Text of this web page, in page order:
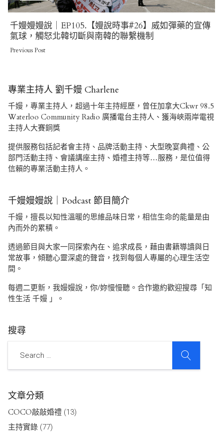
Previous
Post
千嫚嫚嫚說｜EP105.【嫚說時事#26】威如彈藥的宣傳
氣球，觸怒北韓切斷與南韓的聯繫機制
Previous Post
專業主持人 劉千嫚 Charlene
千嫚，專業主持人，超過十年主持經歷，曾任加拿大Ckwr 98.5
Waterloo Community Radio 廣播電台主持人、獲海峽兩岸電視
主持人大賽銅獎
提供服務包括記者會主持、品牌活動主持、大型晚宴典禮、公
部門活動主持、會議講座主持、婚禮主持等…服務，是位值得
信賴的專業活動主持人。
千嫚嫚嫚說｜Podcast 節目簡介
千嫚，擅長以知性溫暖的思維品味日常，相信生命的能量是由
內而外的累積。
透過節目與大家一同探索內在、追求成長，藉由書籍導讀與日
常故事，傾聽心靈深處的聲音，找到每個人專屬的心理生活空
間。
每週二更新，我嫚嫚說，你/妳慢慢聽。合作邀約歡迎搜尋「知
性生活 千嫚 」。
搜尋
文章分類
COCO敲敲婚禮 (13)
主持實錄 (77)